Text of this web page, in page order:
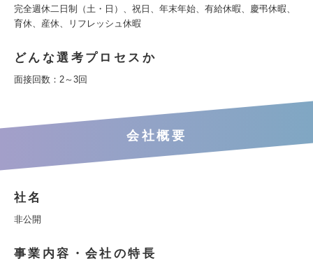
完全週休二日制（土・日）、祝日、年末年始、有給休暇、慶弔休暇、
育休、産休、リフレッシュ休暇
どんな選考プロセスか
面接回数：2～3回
会社概要
社名
非公開
事業内容・会社の特長